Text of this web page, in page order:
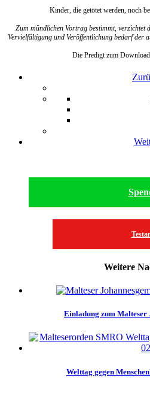
Kinder, die getötet werden, noch
Zum mündlichen Vortrag bestimmt, verzichtet
Vervielfältigung und Veröffentlichung bedarf der
Die Predigt zum
Weitere
Einladung zum Malteser
Welttag gegen